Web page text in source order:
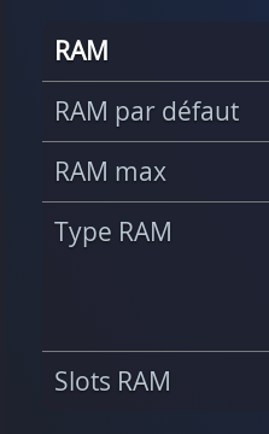
RAM
RAM par défaut
RAM max
Type RAM
Slots RAM